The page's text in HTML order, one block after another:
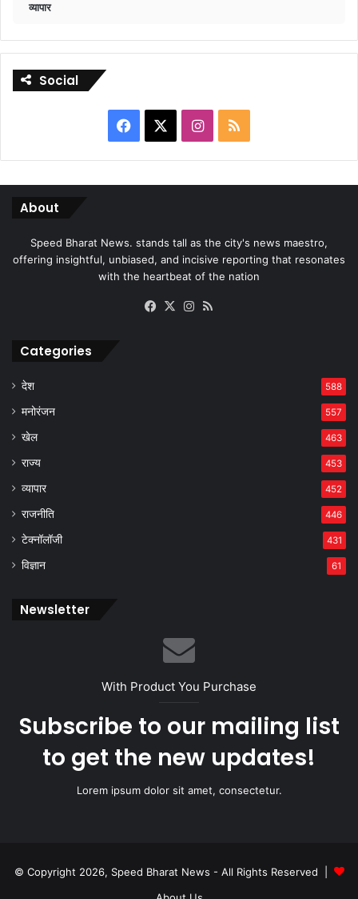
व्यापार
Social
Facebook Instagram
RSS
About
Speed Bharat News. stands tall as the city's news maestro,
offering insightful, unbiased, and incisive reporting that resonates
with the heartbeat of the nation
Facebook
X Instagram
Categories
देश 588
मनोरंजन 557
खेल 463
राज्य 453
व्यापार 452
राजनीति 446
टेक्नॉलॉजी 431
विज्ञान 61
Newsletter
With Product You Purchase
Subscribe to our mailing list
to get the new updates!
Lorem ipsum dolor sit amet, consectetur.
© Copyright 2026, Speed Bharat News - All Rights Reserved |